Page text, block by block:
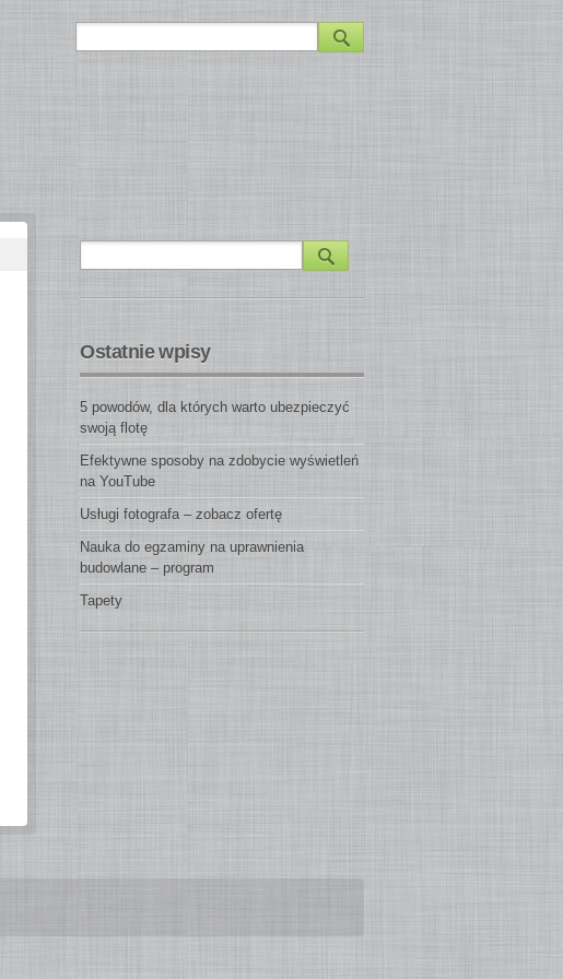
Ostatnie wpisy
5 powodów, dla których warto ubezpieczyć
swoją flotę
Efektywne sposoby na zdobycie wyświetleń
na YouTube
Usługi fotografa – zobacz ofertę
Nauka do egzaminy na uprawnienia
budowlane – program
Tapety